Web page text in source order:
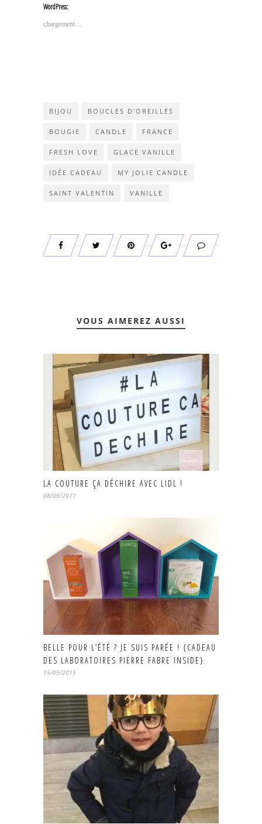
dans
nouvelle
fenêtre)
WordPress:
chargement…
BIJOU BOUCLES D'OREILLES
BOUGIE CANDLE FRANCE
FRESH LOVE GLACE VANILLE
IDÉE CADEAU MY JOLIE CANDLE
SAINT VALENTIN VANILLE
VOUS AIMEREZ AUSSI
LA COUTURE ÇA DÉCHIRE AVEC LIDL !
08/09/2017
BELLE POUR L’ÉTÉ ? JE SUIS PARÉE ! {CADEAU
DES LABORATOIRES PIERRE FABRE INSIDE}
15/05/2015